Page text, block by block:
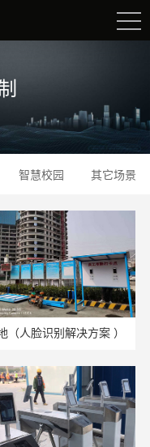
智慧校园 其它场景
（人脸识别解决方案 ）